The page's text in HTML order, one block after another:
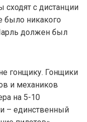
сходят с дистанции
было никакого
должен был
гонщику. Гонщики
и механиков
на 5-10
– единственный